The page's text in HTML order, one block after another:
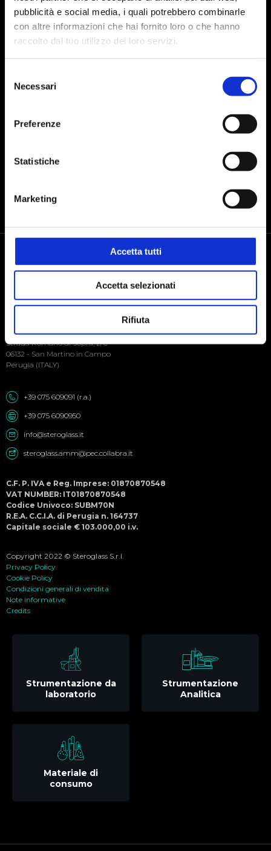
pubblicità e social media, i quali potrebbero combinarle
con altre informazioni che hai fornito loro o che hanno
raccolto dal tuo utilizzo dei loro servizi.
delNecessari
Preferenze
Statistiche
Marketing
Accetta tutti
Accetta selezionati
Rifiuta
Iscriviti alla Newsletter
Presto il consenso al trattamento dei dati personali dopo aver preso
Social
Menu
Seguici sui social
Steroglass S.r.l.
Strada Romano di Sopra, 2/C
06132 - San Martino in Campo
Perugia (ITALY)
+39 075 609091 (r.a.)
+39 075 6090950
info@steroglass.it
steroglass.amm@pec.collabra.it
C.F. P. IVA e Reg. Imprese: 01870870548
VAT NUMBER: IT01870870548
Codice Univoco: SUBM70N
R.E.A. C.C.I.A. di Perugia n. 164737
Capitale sociale € 103.000,00 i.v.
Copyright 2022 © Steroglass S.r.l.
Privacy Policy
Cookie Policy
Condizioni generali di vendita
Note informative
Credits
Strumentazione da
laboratorio
Strumentazione
Analitica
Materiale di
consumo